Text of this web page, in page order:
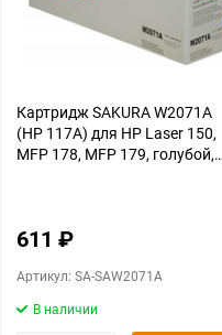
Картридж SAKURA W2071A
(HP 117A) для HP Laser 150,
MFP 178, MFP 179, голубой,
611 ₽
Артикул: SA-SAW2071A
В наличии